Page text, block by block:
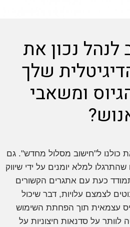
נכון את
שלך
ומשאבי
מסלול מחדש". גם
למלא יומנים על ידי שיווק
עם אתגרים הקשורים
עלויות, דבר שיכול
תוך הפחתת השימוש
סדנאות חיצוניות על